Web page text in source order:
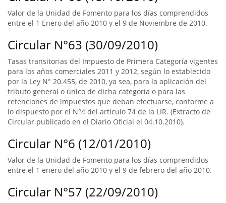
Valor de la Unidad de Fomento para los días comprendidos
entre el 1 Enero del año 2010 y el 9 de Noviembre de 2010.
Circular N°63 (30/09/2010)
Tasas transitorias del Impuesto de Primera Categoría vigentes
para los años comerciales 2011 y 2012, según lo establecido
por la Ley N° 20.455, de 2010, ya sea, para la aplicación del
tributo general o único de dicha categoría o para las
retenciones de impuestos que deban efectuarse, conforme a
lo dispuesto por el N°4 del artículo 74 de la LIR. (Extracto de
Circular publicado en el Diario Oficial el 04.10.2010).
Circular N°6 (12/01/2010)
Valor de la Unidad de Fomento para los días comprendidos
entre el 1 enero del año 2010 y el 9 de febrero del año 2010.
Circular N°57 (22/09/2010)